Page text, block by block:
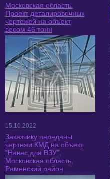
Московская область.
Проект деталировочных
чертежей на объект
весом 46 тонн
15.10.2022
Заказчику переданы
чертежи КМД на объект
"Навес для ВЗУ",
Московская область,
Раменский район